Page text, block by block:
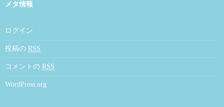
メタ情報
ログイン
投稿の RSS
コメントの RSS
WordPress.org